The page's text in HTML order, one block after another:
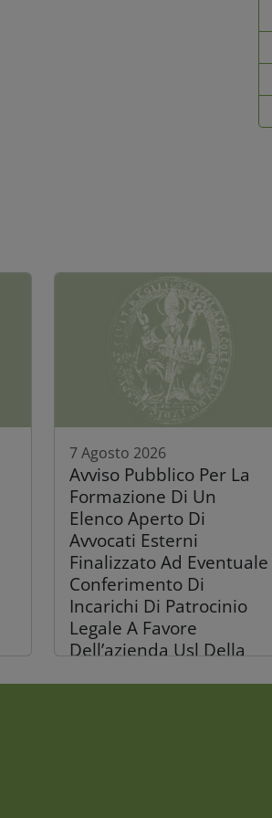
7 Agosto 2026
Avviso Pubblico Per La
Formazione Di Un
Elenco Aperto Di
Avvocati Esterni
Finalizzato Ad Eventuale
Conferimento Di
Incarichi Di Patrocinio
Legale A Favore
Dell’azienda Usl Della